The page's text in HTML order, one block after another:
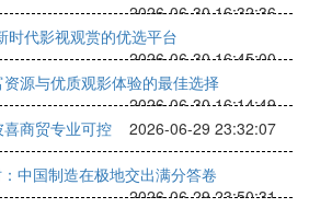
2026-06-30 16:32:36
时代影视观赏的优选平台
2026-06-30 16:45:00
源与优质观影体验的最佳选择
2026-06-30 16:14:49
商贸专业可控
2026-06-29 23:32:07
中国制造在极地交出满分答卷
2026-06-29 23:50:31